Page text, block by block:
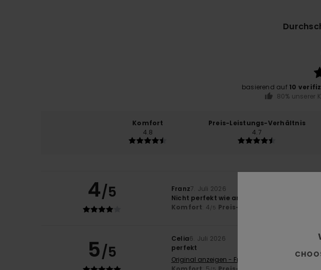
basierend auf 10
80% unserer
Komfort
4.8
Preis-Leistungs-Verhältnis
4.7
4/5 Franz7. Juli 2026
Nicht perfekt wie andere Trucker, aber
Komfort: 4/5 Preis-Leistungs-Verhältnis
5/5
Celia6. Juli 2026
perfekt
Original anzeigen - Français